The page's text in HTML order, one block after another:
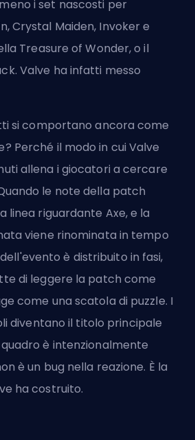
i set nascosti per
Crystal Maiden, Invoker e
Treasure of Wonder, o il
Valve ha infatti messo
si comportano ancora come
Perché il modo in cui Valve
allena i giocatori a cercare
le note della patch
linea riguardante Axe, e la
viene rinominata in tempo
è distribuito in fasi,
di leggere la patch come
come una scatola di puzzle. I
diventano il titolo principale
è intenzionalmente
è un bug nella reazione. È la
ha costruito.